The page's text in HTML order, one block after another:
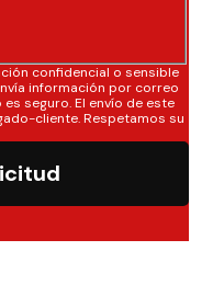
confidencial o sensible
información por correo
seguro. El envío de este
cliente. Respetamos su